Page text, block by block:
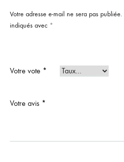
Votre adresse e-mail ne sera pas publiée.
indiqués avec *
Votre vote *
Votre avis *